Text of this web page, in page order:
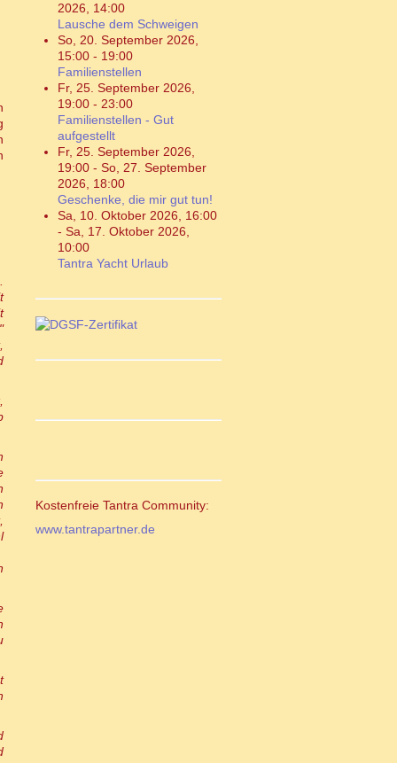
2026
14:00
Lausche dem Schweigen
So, 20. September 2026
15:00 - 19:00
Familienstellen
Fr, 25. September 2026
19:00 - 23:00
Familienstellen - Gut
aufgestellt
Fr, 25. September 2026
19:00 - So, 27. September
2026
18:00
Geschenke, die mir gut tun!
Sa, 10. Oktober 2026
16:00
- Sa, 17. Oktober 2026
10:00
Tantra Yacht Urlaub
Kostenfreie Tantra Community:
www.tantrapartner.de